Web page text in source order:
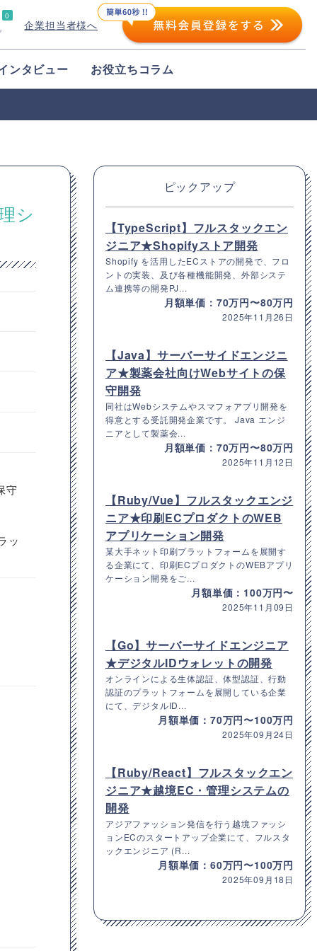
0
企業担当者様へ
ンタビュー お役立ちコラム
シ
守
ッ
ピックアップ
【TypeScript】フルスタックエン
ジニア★Shopifyストア開発
Shopify を活用したECストアの開発で、フロ
ントの実装、及び各種機能開発、外部システ
ム連携等の開発PJ...
月額単価：70万円〜80万円
2025年11月26日
【Java】サーバーサイドエンジニ
ア★製薬会社向けWebサイトの保
守開発
同社はWebシステムやスマフォアプリ開発を
得意とする受託開発企業です。 Java エンジ
ニアとして製薬会...
月額単価：70万円〜80万円
2025年11月12日
【Ruby/Vue】フルスタックエンジ
ニア★印刷ECプロダクトのWEB
アプリケーション開発
某大手ネット印刷プラットフォームを展開す
る企業にて、印刷ECプロダクトのWEBアプリ
ケーション開発をご...
月額単価：100万円〜
2025年11月09日
【Go】サーバーサイドエンジニア
★デジタルIDウォレットの開発
オンラインによる生体認証、体型認証、行動
認証のプラットフォームを展開している企業
にて、デジタルID...
月額単価：70万円〜100万円
2025年09月24日
【Ruby/React】フルスタックエン
ジニア★越境EC・管理システムの
開発
アジアファッション発信を行う越境ファッシ
ョンECのスタートアップ企業にて、フルスタ
ックエンジニア (R...
月額単価：60万円〜100万円
2025年09月18日